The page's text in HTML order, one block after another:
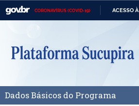
CORONAVÍRUS (COVID-19) ACESSO
Casa Civil
Ministério da Defesa
Ministério da Economia
Dados Básicos do Programa